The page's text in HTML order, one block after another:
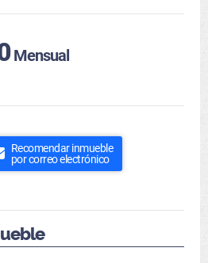
Mensual
Recomendar inmueble
por correo electrónico